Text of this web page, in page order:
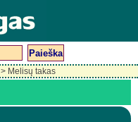
> Melisų takas